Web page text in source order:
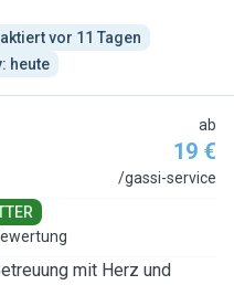
vor 11 Tagen
heute
ab
19 €
/gassi-service
mit Herz und